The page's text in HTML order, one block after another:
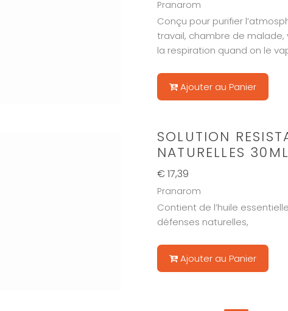
Pranarom
Conçu pour purifier
travail, chambre de malade,
la respiration quand on le
Ajouter au Panier
SOLUTION
NATURELLES 30ML
€ 17,39
Pranarom
Contient de l’huile
défenses naturelles,
Ajouter au Panier